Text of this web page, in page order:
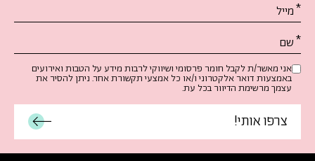
אנא
מלאו
את
טופס
-
הרשמו
לעדכונים
אני מאשר/ת לקבל חומר פרסומי ושיווקי לרבות מידע על הטבות ואירועים
באמצעות דואר אלקטרוני ו/או כל אמצעי תקשורת אחר. ניתן להסיר את
עצמך מרשימת הדיוור בכל עת.